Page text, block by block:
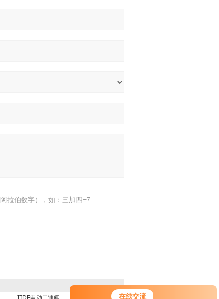
在线交流
您好！欢迎前来咨询，很高兴为您
拉伯数字），如：三加四=7
JTDF电动二通阀